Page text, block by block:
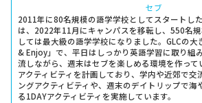
セブ
2011年に80名規模の語学学校としてスタートした
は、2022年11月にキャンパスを移転し、550名
しては最大級の語学学校になりました。GLCの
& Enjoy」で、平日はしっかり英語学習に取り組
流しながら、週末はセブを楽しめる環境を作って
アクティビティを計画しており、学内や近郊で交
ングアクティビティや、週末のデイトリップで海
る1DAYアクティビティを実施しています。